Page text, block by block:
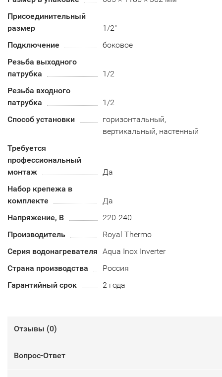
Присоединительный
размер
1/2"
Подключение
боковое
Резьба выходного
патрубка
1/2
Резьба входного
патрубка
1/2
Способ установки
горизонтальный,
вертикальный, настенный
Требуется
профессиональный
монтаж
Да
Набор крепежа в
комплекте
Да
Напряжение, В
220-240
Производитель
Royal Thermo
Серия водонагревателя Aqua Inox Inverter
Страна производства
Россия
Гарантийный срок
2 года
Отзывы (0)
Вопрос-Ответ